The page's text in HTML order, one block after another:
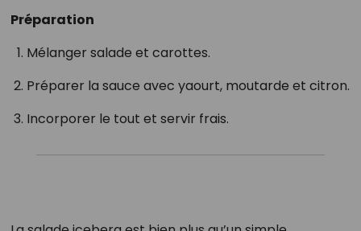
Préparation
Mélanger salade et carottes.
Préparer la sauce avec yaourt, moutarde et citron.
Incorporer le tout et servir frais.